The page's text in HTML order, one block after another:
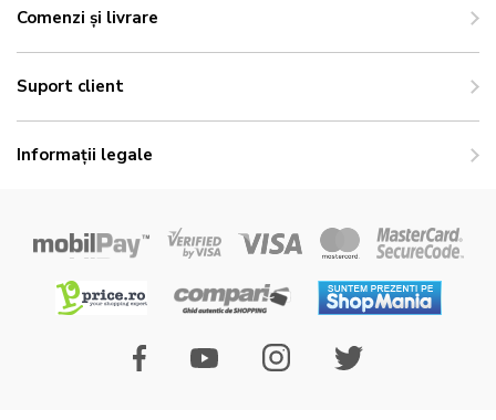
Comenzi și livrare
Suport client
Informații legale